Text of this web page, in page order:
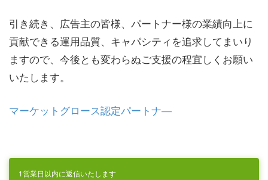
引き続き、広告主の皆様、パートナー様の業績向上に
貢献できる運用品質、キャパシティを追求してまいり
ますので、今後とも変わらぬご支援の程宜しくお願い
いたします。
マーケットグロース認定パートナ―
1営業日以内に返信いたします